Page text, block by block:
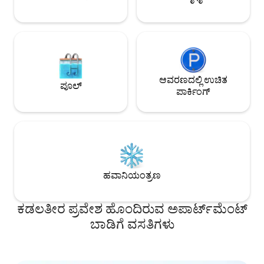
ಪೂಲ್
ಆವರಣದಲ್ಲಿ ಉಚಿತ
ಪಾರ್ಕಿಂಗ್
ಹವಾನಿಯಂತ್ರಣ
ಕಡಲತೀರ ಪ್ರವೇಶ ಹೊಂದಿರುವ ಅಪಾರ್ಟ್‌ಮೆಂಟ್
ಬಾಡಿಗೆ ವಸತಿಗಳು